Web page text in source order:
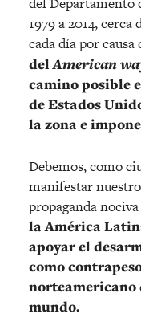
1979 a 2014,
cada día por causa
delAmerican
camino posible
de Estados
la zona e
Debemos, como
manifestar
propaganda
la América
apoyar el
como
norteamericano
mundo.